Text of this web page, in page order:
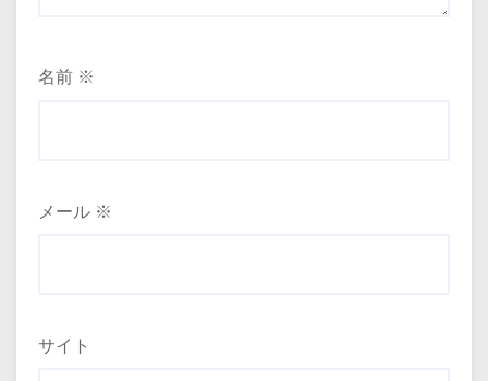
名前 ※
メール ※
サイト